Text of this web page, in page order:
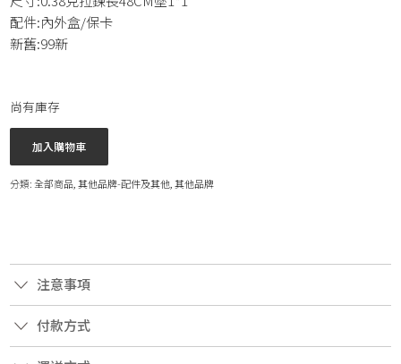
配件:內外盒/保卡
新舊:99新
尚有庫存
加入購物車
分類:全部商品 ,其他品牌-配件及其他 ,其他品牌
注意事項
付款方式